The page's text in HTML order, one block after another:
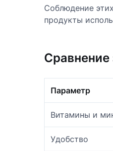
Соблюдение
продукты
Параметр
Витамины и
Удобство